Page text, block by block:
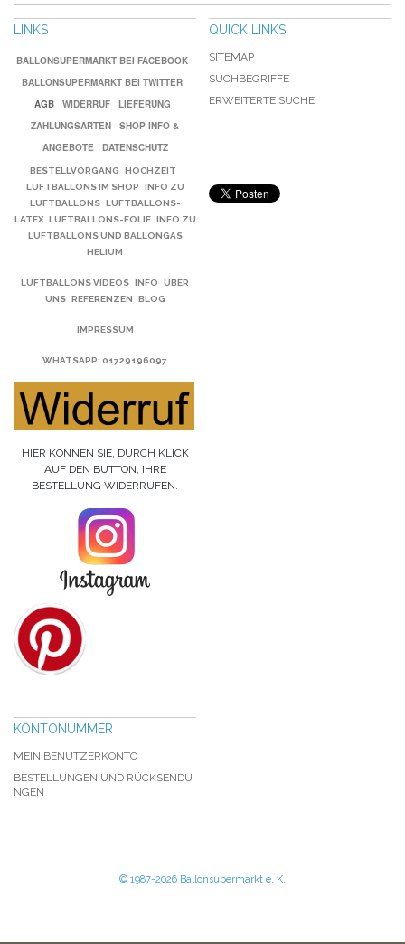
LINKS
BALLONSUPERMARKT BEI FACEBOOK
BALLONSUPERMARKT BEI TWITTER
AGB
WIDERRUF
LIEFERUNG
ZAHLUNGSARTEN
SHOP INFO &
ANGEBOTE
DATENSCHUTZ
BESTELLVORGANG
HOCHZEIT
LUFTBALLONS IM SHOP
INFO ZU
LUFTBALLONS LUFTBALLONS-
LATEX LUFTBALLONS-FOLIE INFO ZU
LUFTBALLONS UND BALLONGAS
HELIUM
LUFTBALLONS VIDEOS INFO
ÜBER
UNS REFERENZEN BLOG
IMPRESSUM
WHATSAPP: 01729196097
HIER KÖNNEN SIE, DURCH KLICK
AUF DEN BUTTON, IHRE
BESTELLUNG WIDERRUFEN.
QUICK LINKS
SITEMAP
SUCHBEGRIFFE
ERWEITERTE SUCHE
KONTONUMMER
MEIN BENUTZERKONTO
BESTELLUNGEN UND RÜCKSENDU
NGEN
© 1987-2026 Ballonsupermarkt e. K.